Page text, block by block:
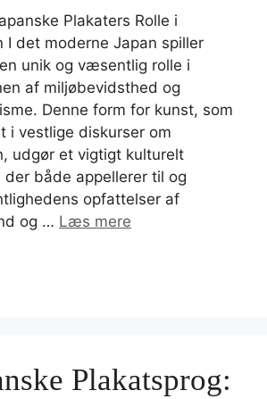
Plakaters Rolle i
I det moderne Japan spiller
unik og væsentlig rolle i
af miljøbevidsthed og
Denne form for kunst, som
i vestlige diskurser om
udgør et vigtigt kulturelt
både appellerer til og
opfattelser af
og … Læs mere
Plakatsprog: